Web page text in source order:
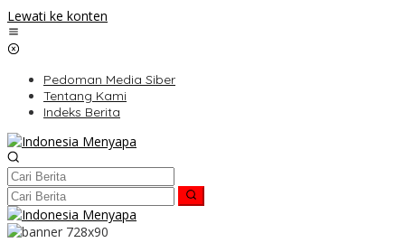
Lewati ke konten
Pedoman Media Siber
Tentang Kami
Indeks Berita